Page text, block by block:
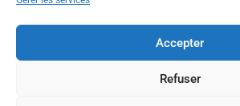
Accepter
Refuser
Politique de confidentialité